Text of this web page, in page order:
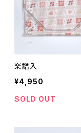
楽譜入
¥4,950
SOLD OUT